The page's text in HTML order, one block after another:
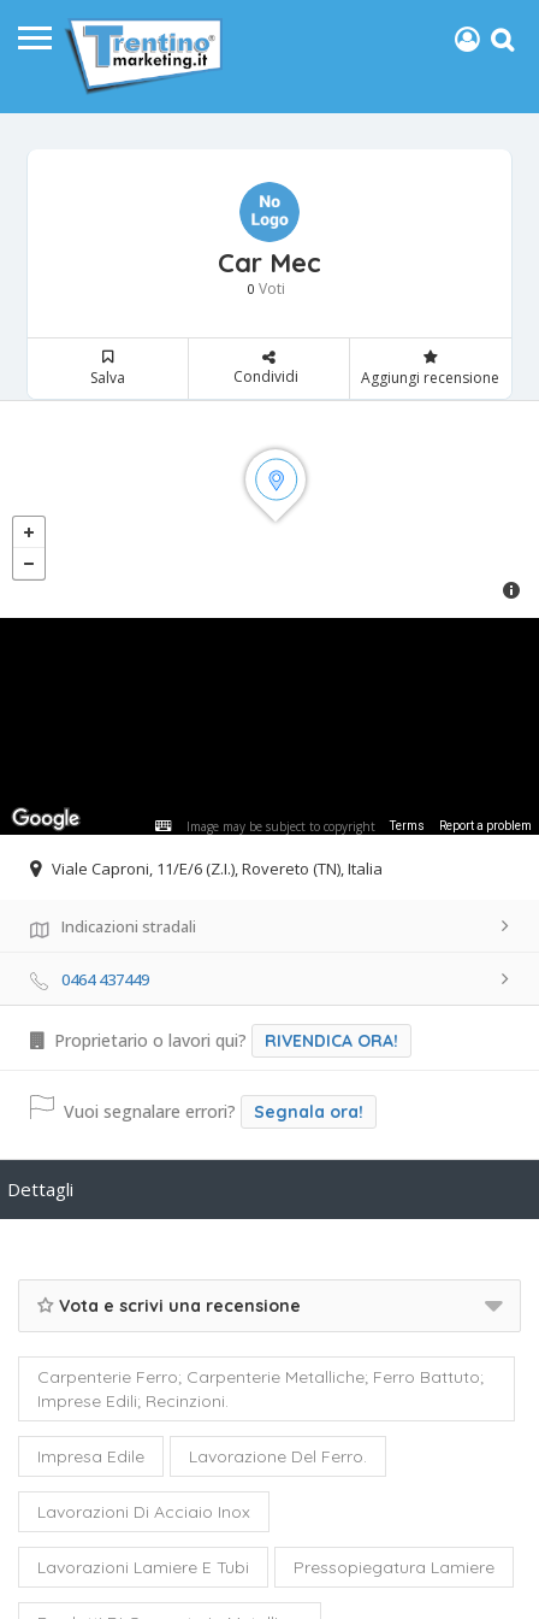
Car Mec
0 Voti
Salva Condividi Aggiungi recensione
Image may be subject to copyright Terms Report a problem
Viale Caproni, 11/E/6 (Z.I.), Rovereto (TN), Italia
Indicazioni stradali
0464 437449
Proprietario o lavori qui? RIVENDICA ORA!
Vuoi segnalare errori? Segnala ora!
Dettagli
Vota e scrivi una recensione
Carpenterie Ferro; Carpenterie Metalliche; Ferro Battuto;
Imprese Edili; Recinzioni.
Impresa Edile Lavorazione Del Ferro.
Lavorazioni Di Acciaio Inox
Lavorazioni Lamiere E Tubi Pressopiegatura Lamiere